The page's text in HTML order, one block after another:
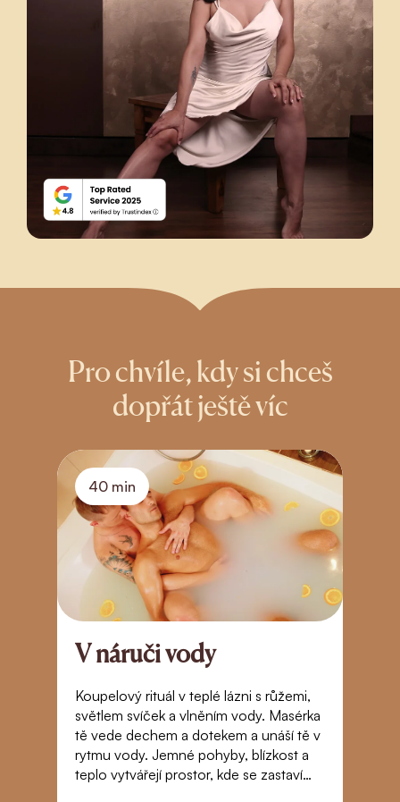
Pro chvíle, kdy si chceš
dopřát ještě víc
40 min
V náruči vody
Koupelový rituál v teplé lázni s růžemi,
světlem svíček a vlněním vody. Masérka
tě vede dechem a dotekem a unáší tě v
rytmu vody. Jemné pohyby, blízkost a
teplo vytvářejí prostor, kde se zastaví